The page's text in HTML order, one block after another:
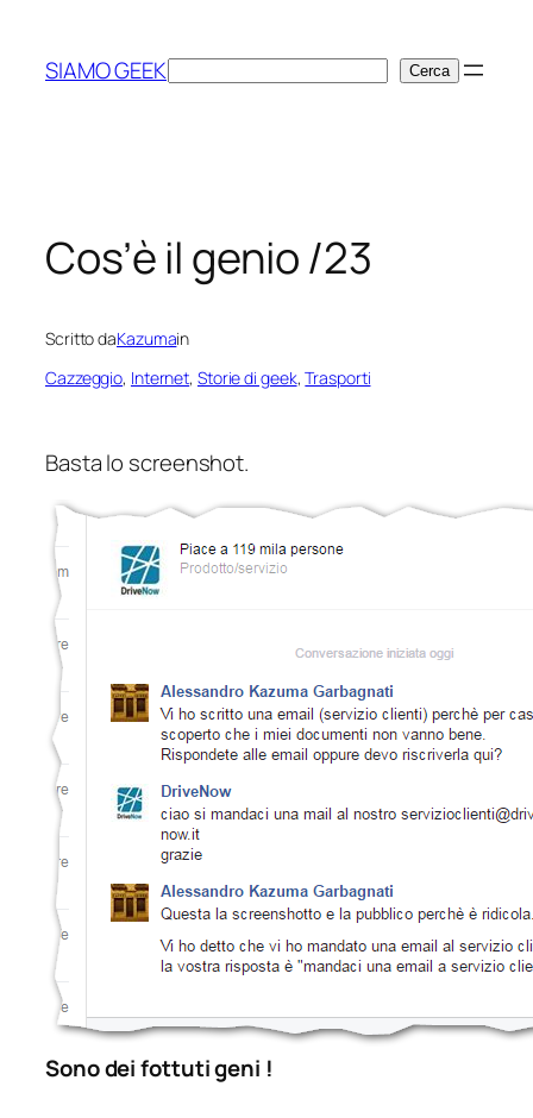
contenuto
SIAMO GEEKCerca Cerca
Cos’è il genio /23
Scritto daKazumain
Cazzeggio, Internet, Storie di geek, Trasporti
Basta lo screenshot.
Sono dei fottuti geni !